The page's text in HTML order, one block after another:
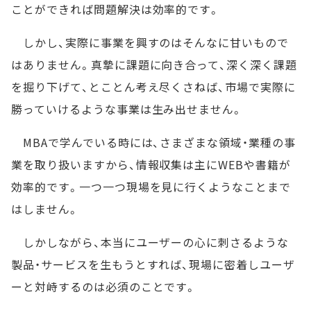
ことができれば問題解決は効率的です。
しかし、実際に事業を興すのはそんなに甘いもので
はありません。真摯に課題に向き合って、深く深く課題
を掘り下げて、とことん考え尽くさねば、市場で実際に
勝っていけるような事業は生み出せません。
MBAで学んでいる時には、さまざまな領域・業種の事
業を取り扱いますから、情報収集は主にWEBや書籍が
効率的です。一つ一つ現場を見に行くようなことまで
はしません。
しかしながら、本当にユーザーの心に刺さるような
製品・サービスを生もうとすれば、現場に密着しユーザ
ーと対峙するのは必須のことです。